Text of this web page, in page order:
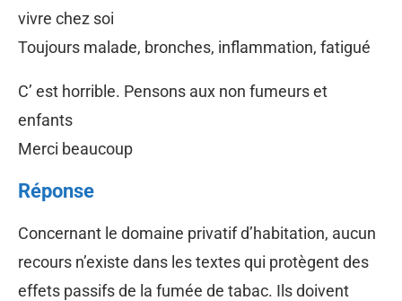
vivre chez soi
Toujours malade, bronches, inflammation, fatigué
C’ est horrible. Pensons aux non fumeurs et
enfants
Merci beaucoup
Réponse
Concernant le domaine privatif d’habitation, aucun
recours n’existe dans les textes qui protègent des
effets passifs de la fumée de tabac. Ils doivent